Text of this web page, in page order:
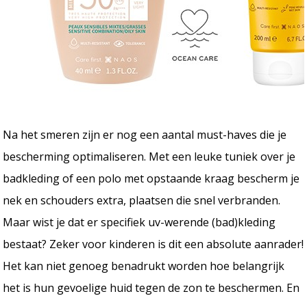
Na het smeren zijn er nog een aantal must-haves die je
bescherming optimaliseren. Met een leuke tuniek over je
badkleding of een polo met opstaande kraag bescherm je
nek en schouders extra, plaatsen die snel verbranden.
Maar wist je dat er specifiek uv-werende (bad)kleding
bestaat? Zeker voor kinderen is dit een absolute aanrader!
Het kan niet genoeg benadrukt worden hoe belangrijk
het is hun gevoelige huid tegen de zon te beschermen. En